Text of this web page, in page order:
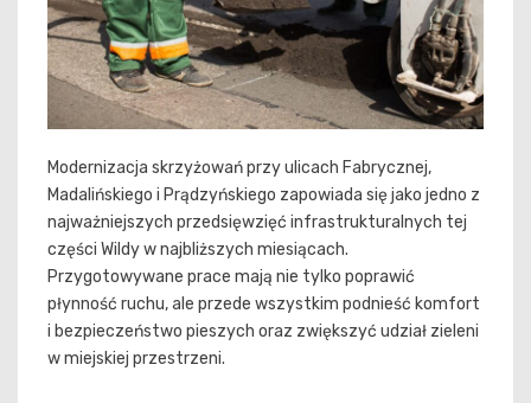
Modernizacja skrzyżowań przy ulicach Fabrycznej,
Madalińskiego i Prądzyńskiego zapowiada się jako jedno z
najważniejszych przedsięwzięć infrastrukturalnych tej
części Wildy w najbliższych miesiącach.
Przygotowywane prace mają nie tylko poprawić
płynność ruchu, ale przede wszystkim podnieść komfort
i bezpieczeństwo pieszych oraz zwiększyć udział zieleni
w miejskiej przestrzeni.